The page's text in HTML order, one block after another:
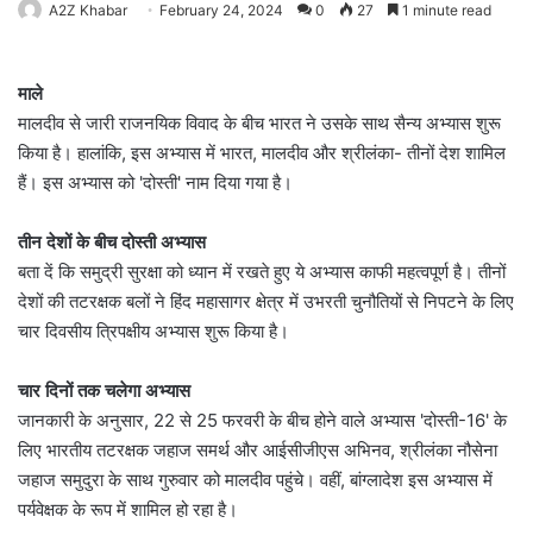
A2Z Khabar February 24, 2024 0 27 1 minute read
माले
मालदीव से जारी राजनयिक विवाद के बीच भारत ने उसके साथ सैन्य अभ्यास शुरू
किया है। हालांकि, इस अभ्यास में भारत, मालदीव और श्रीलंका- तीनों देश शामिल
हैं। इस अभ्यास को 'दोस्ती' नाम दिया गया है।
तीन देशों के बीच दोस्ती अभ्यास
बता दें कि समुद्री सुरक्षा को ध्यान में रखते हुए ये अभ्यास काफी महत्वपूर्ण है। तीनों
देशों की तटरक्षक बलों ने हिंद महासागर क्षेत्र में उभरती चुनौतियों से निपटने के लिए
चार दिवसीय त्रिपक्षीय अभ्यास शुरू किया है।
चार दिनों तक चलेगा अभ्यास
जानकारी के अनुसार, 22 से 25 फरवरी के बीच होने वाले अभ्यास 'दोस्ती-16' के
लिए भारतीय तटरक्षक जहाज समर्थ और आईसीजीएस अभिनव, श्रीलंका नौसेना
जहाज समुदुरा के साथ गुरुवार को मालदीव पहुंचे। वहीं, बांग्लादेश इस अभ्यास में
पर्यवेक्षक के रूप में शामिल हो रहा है।